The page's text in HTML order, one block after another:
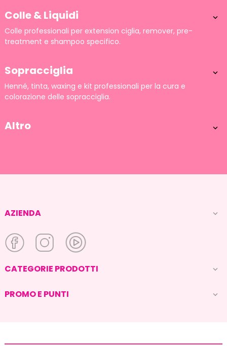
Colle & Liquidi 
Colle professionali per extension ciglia, remover, pre-
treatment e shampoo specifico.
Sopracciglia 
Henné, tinta, waxing e kit professionali per la cura e
colorazione delle sopracciglia.
Altro 
AZIENDA 
CATEGORIE PRODOTTI 
PROMO E PUNTI 